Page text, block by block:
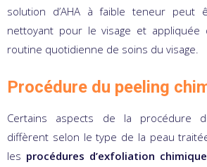
solution d’AHA à faible teneur peut
nettoyant pour le visage et appliquée
routine quotidienne de soins du visage.
Procédure du peeling
Certains aspects de la procédure
diffèrent selon le type de la peau
les procédures d’exfoliation